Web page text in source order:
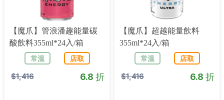
【魔爪】管浪潘趣能量碳
酸飲料355ml*24入/箱
常溫
店取
$1,416 6.8 折
【魔爪】超越能量飲料
355ml*24入/箱
常溫
店取
$1,416 6.8 折